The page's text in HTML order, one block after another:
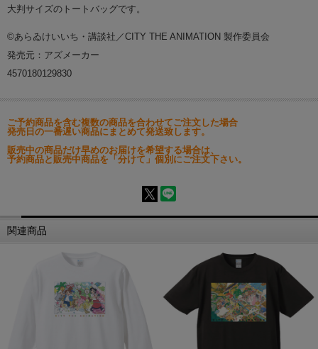
大判サイズのトートバッグです。
©あらゐけいいち・講談社／CITY THE ANIMATION 製作委員会
発売元：アズメーカー
4570180129830
ご予約商品を含む複数の商品を合わせてご注文した場合
発売日の一番遅い商品にまとめて発送致します。
販売中の商品だけ早めのお届けを希望する場合は、
予約商品と販売中商品を「分けて」個別にご注文下さい。
関連商品